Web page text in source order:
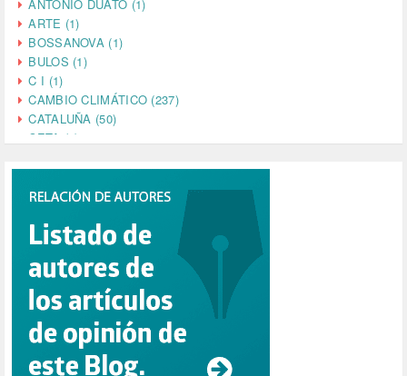
ANTONIO DUATO (1)
ARTE (1)
BOSSANOVA (1)
BULOS (1)
C I (1)
CAMBIO CLIMÁTICO (237)
CATALUÑA (50)
CETA (2)
CINE (35)
COMPROMISO (2)
CONFERENCIA (1)
CONSUMO (1)
CORONAVIRUS (155)
CORRUPCIÓN (215)
CULTURA (704)
DANA (78)
DD.HH. (1)